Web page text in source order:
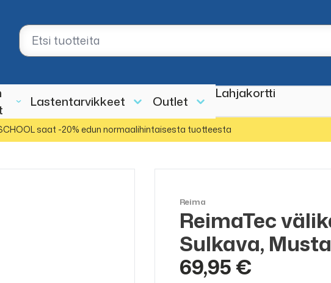
Lastentarvikkeet Outlet
Lahjakortti
saat -20% edun normaalihintaisesta tuotteesta
Reima
ReimaTec
Sulkava, Musta
69,95 €